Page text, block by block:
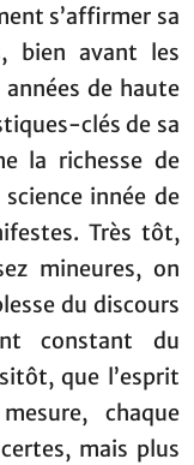
s’affirmer sa
bien avant les
de haute
clés de sa
la richesse de
innée de
Très tôt,
mineures, on
du discours
constant du
que l’esprit
chaque
mais plus